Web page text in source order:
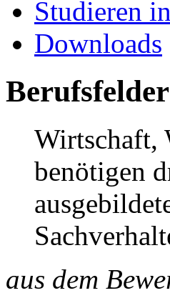
Studieren
Downloads
Berufsfelder
Wirtschaft,
benötigen
aus dem